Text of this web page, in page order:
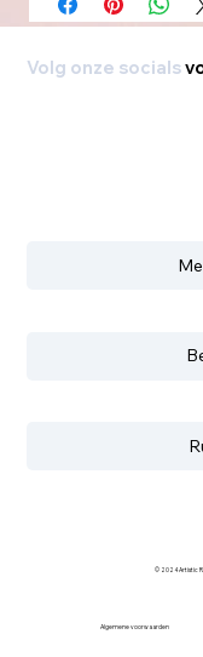
Volg onze socials
Algemene voorwaarden
© 2024 Artistic